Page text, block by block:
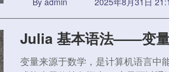
Julia 基本语法——变
变量来源于数学，是计算机语言中